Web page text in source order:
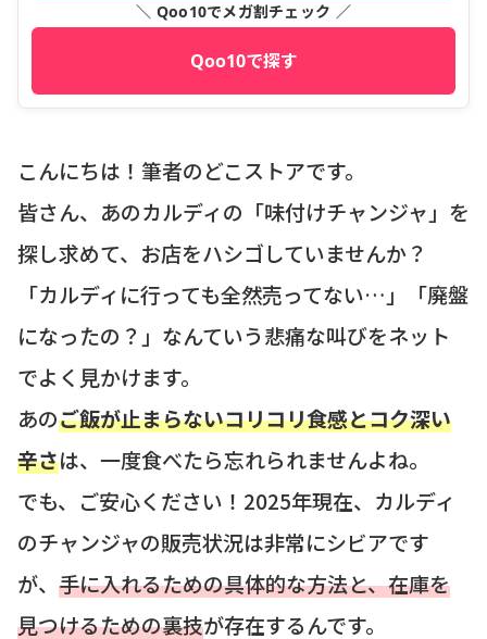
＼ Qoo10でメガ割チェック ／
Qoo10で探す
こんにちは！筆者のどこストアです。
皆さん、あのカルディの「味付けチャンジャ」を
探し求めて、お店をハシゴしていませんか？
「カルディに行っても全然売ってない…」「廃盤
になったの？」なんていう悲痛な叫びをネット
でよく見かけます。
あのご飯が止まらないコリコリ食感とコク深い
辛さは、一度食べたら忘れられませんよね。
でも、ご安心ください！2025年現在、カルディ
のチャンジャの販売状況は非常にシビアです
が、 手に入れるための具体的な方法と、在庫を
見つけるための裏技が存在するんです。